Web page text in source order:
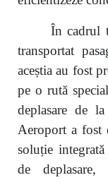
În cadrul
transportat
aceștia au fost
pe o rută
deplasare de
Aeroport a fost
soluție
de deplasare,